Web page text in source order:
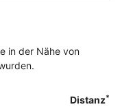
in der Nähe von
Distanz*